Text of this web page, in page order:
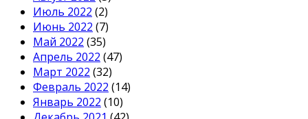
Июль 2022 (2)
Июнь 2022 (7)
Май 2022 (35)
Апрель 2022 (47)
Март 2022 (32)
Февраль 2022 (14)
Январь 2022 (10)